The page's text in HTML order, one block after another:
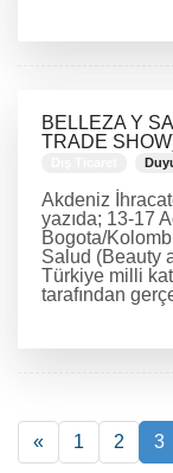
BELLEZA Y
TRADE
Akdeniz
yazıda; 13-17
Bogota/
Salud (Beauty
Türkiye milli
tarafından
« 1 2 3